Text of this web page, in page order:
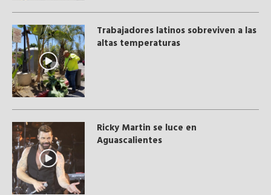
Trabajadores latinos sobreviven a las
altas temperaturas
Ricky Martin se luce en
Aguascalientes